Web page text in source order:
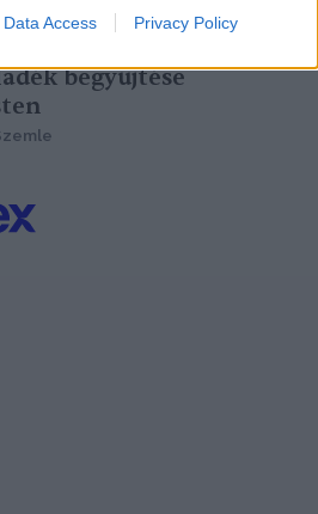
Data Access Privacy Policy
begyűjtése